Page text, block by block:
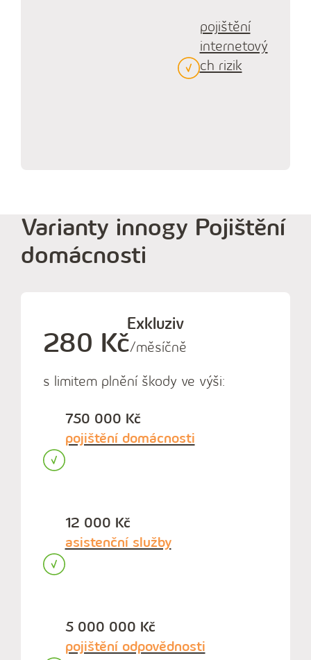
pojištění
internetový
ch rizik
Varianty innogy Pojištění
domácnosti
Exkluziv
280 Kč/měsíčně
s limitem plnění škody ve výši:
750 000 Kč
pojištění domácnosti
12 000 Kč
asistenční služby
5 000 000 Kč
pojištění odpovědnosti